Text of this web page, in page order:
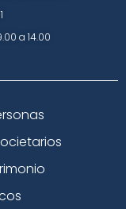
a 14.00